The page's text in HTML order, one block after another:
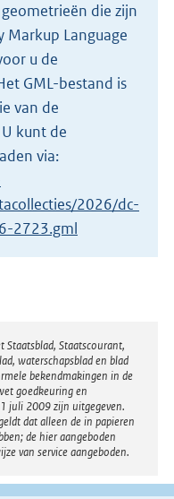
t
t
e
:
3
K
b
die zijn
Markup Language
u de
GML-bestand is
van de
kunt de
via:
2026/dc-
2723.gml
Staatsblad, Staatscourant,
waterschapsblad en blad
bekendmakingen in de
goedkeuring en
juli 2009 zijn uitgegeven.
dat alleen de in papieren
de hier aangeboden
van service aangeboden.